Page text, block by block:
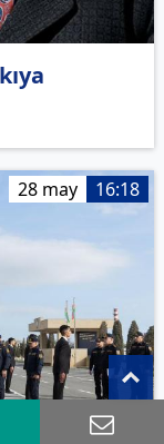
28 may 16:18